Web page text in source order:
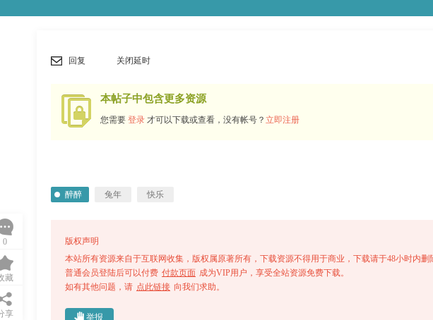
0
藏
享
回复 关闭延时
本帖子中包含更多资源
您需要 登录 才可以下载或查看，没有帐号？ 立即注册
醉醉 兔年 快乐
版权声明
本站所有资源来自于互联网收集，版权属原著所有，下载资源不得用于商业，下载请于48小时内删
普通会员登陆后可以付费 付款页面 成为VIP用户，享受全站资源免费下载。
如有其他问题，请 点此链接 向我们求助。
举报